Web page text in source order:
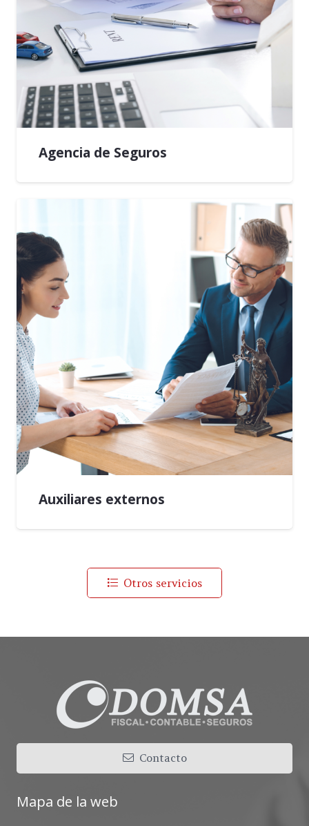
Agencia de Seguros
Auxiliares externos
Otros servicios
Contacto
Mapa de la web